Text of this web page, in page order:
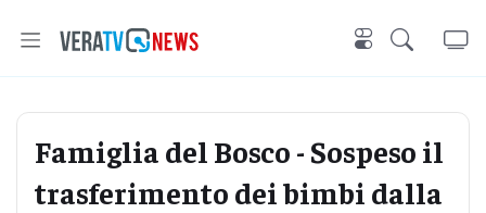
Famiglia del Bosco - Sospeso il
trasferimento dei bimbi dalla